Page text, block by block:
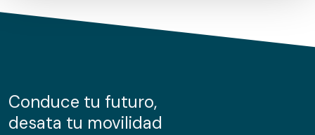
de cookies.
información sobre el uso que haga del sitio web con
nuestros partners de redes sociales, publicidad y análisis
Conduce tu futuro,
desata tu movilidad